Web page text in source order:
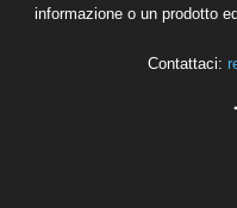
informazione o un prodotto
Contattaci: